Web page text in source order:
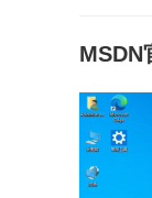
MSDN